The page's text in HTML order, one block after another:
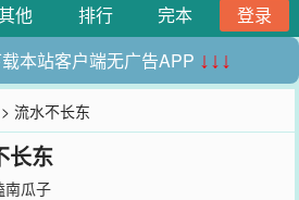
他 排行 完本
登录
本站客户端无广告APP ↓↓↓
> 流水不长东
长东
南瓜子